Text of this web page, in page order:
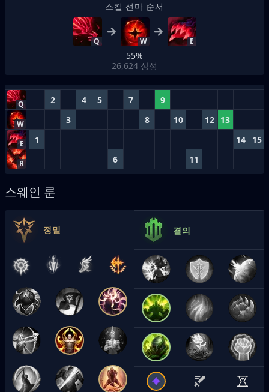
스킬 선마 순서
Q W E
55%
26,624 상성
Q 2 4 5 7 9
W 3 8 10 12 13
E 1 14 15
R 6 11
스웨인 룬
정밀 결의